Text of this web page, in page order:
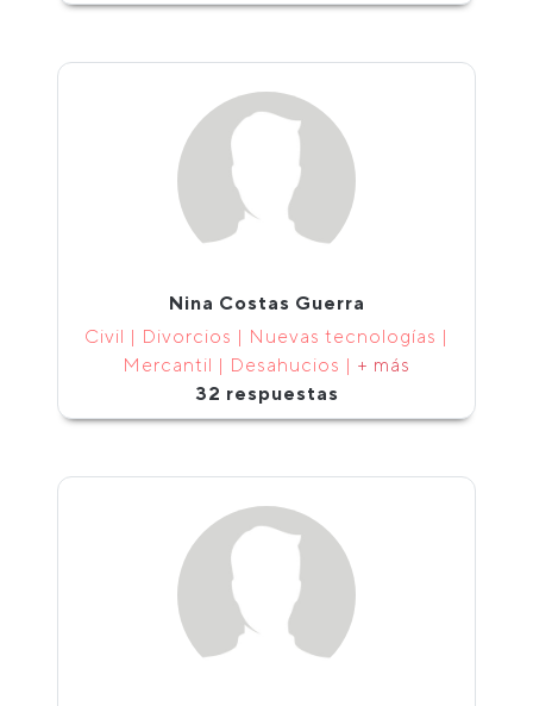
Nina Costas Guerra
Civil | Divorcios | Nuevas tecnologías |
Mercantil | Desahucios | + más
32 respuestas